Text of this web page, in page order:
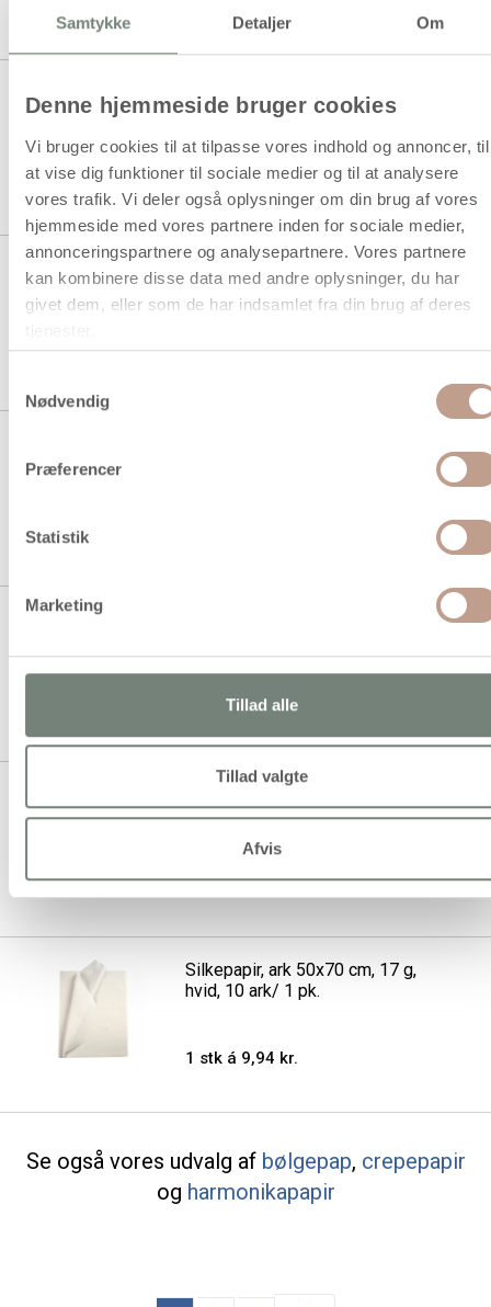
Samtykke Detaljer Om
Denne hjemmeside bruger cookies
Vi bruger cookies til at tilpasse vores indhold og annoncer, til
at vise dig funktioner til sociale medier og til at analysere
vores trafik. Vi deler også oplysninger om din brug af vores
hjemmeside med vores partnere inden for sociale medier,
annonceringspartnere og analysepartnere. Vores partnere
kan kombinere disse data med andre oplysninger, du har
givet dem, eller som de har indsamlet fra din brug af deres
Nødvendig
Præferencer
Statistik
Marketing
Tillad alle
Tillad valgte
Afvis
Køb mere til kun:
Silkepapir, ark 50x70 cm, 17 g,
gul, 10 ark/ 1 pk.
1 stk á 9,94 kr.
Silkepapir, ark 50x70 cm, 17 g,
gul, 25 ark/ 1 pk.
1 stk á 29,94 kr.
1 stk á 24,94 kr.
guld, 6 ark/ 1 pk.
1 stk á 24,94 kr.
Silkepapir, ark 50x70 cm, 17 g,
hvid, 10 ark/ 1 pk.
1 stk á 9,94 kr.
Se også vores udvalg af bølgepap, crepepapir
og harmonikapapir